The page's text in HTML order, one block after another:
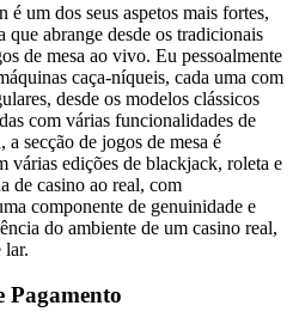
um dos seus aspetos mais fortes,
que abrange desde os tradicionais
de mesa ao vivo. Eu pessoalmente
caça-níqueis, cada uma com
desde os modelos clássicos
com várias funcionalidades de
a secção de jogos de mesa é
várias edições de blackjack, roleta e
de casino ao real, com
componente de genuinidade e
do ambiente de um casino real,
lar.
Pagamento